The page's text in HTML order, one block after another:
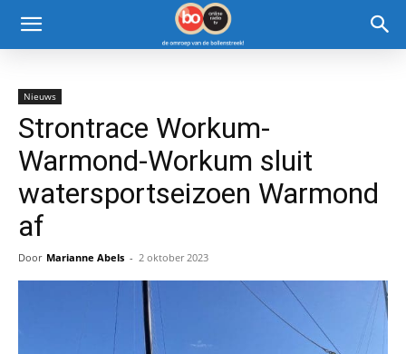
Nieuws
Strontrace Workum-
Warmond-Workum sluit
watersportseizoen Warmond
af
Door Marianne Abels - 2 oktober 2023